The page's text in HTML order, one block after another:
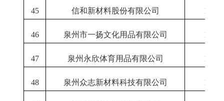
45 信和新材料股份有限公司 1-12
46 泉州市一扬文化用品有限公司 1-12
47 泉州永欣体育用品有限公司 1-12
48 泉州众志新材料科技有限公司 1-12